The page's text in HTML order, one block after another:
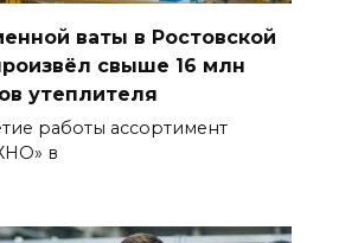
ваты в Ростовской
свыше 16 млн
утеплителя
работы ассортимент
в